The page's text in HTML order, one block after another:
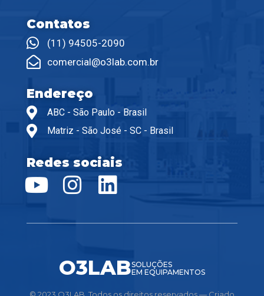
Contatos
(11) 94505-2090
comercial@o3lab.com.br
Endereço
ABC - São Paulo - Brasil
Matriz - São José - SC - Brasil
Redes sociais
O3LABSOLUÇÕES
EM EQUIPAMENTOS